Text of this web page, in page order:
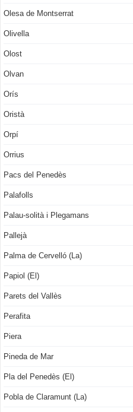
Olesa de Montserrat
Olivella
Olost
Olvan
Orís
Oristà
Orpí
Orrius
Pacs del Penedès
Palafolls
Palau-solità i Plegamans
Pallejà
Palma de Cervelló (La)
Papiol (El)
Parets del Vallès
Perafita
Piera
Pineda de Mar
Pla del Penedès (El)
Pobla de Claramunt (La)